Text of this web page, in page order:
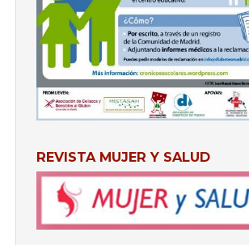
REVISTA MUJER Y SALUD